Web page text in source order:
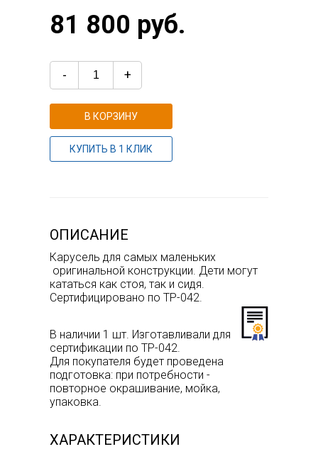
81 800 руб.
- +
В КОРЗИНУ
КУПИТЬ В 1 КЛИК
ОПИСАНИЕ
Карусель для самых маленьких
оригинальной конструкции. Дети могут
кататься как стоя, так и сидя.
Сертифицировано по ТР-042.
В наличии 1 шт. Изготавливали для
сертификации по ТР-042.
Для покупателя будет проведена
подготовка: при потребности -
повторное окрашивание, мойка,
упаковка.
ХАРАКТЕРИСТИКИ